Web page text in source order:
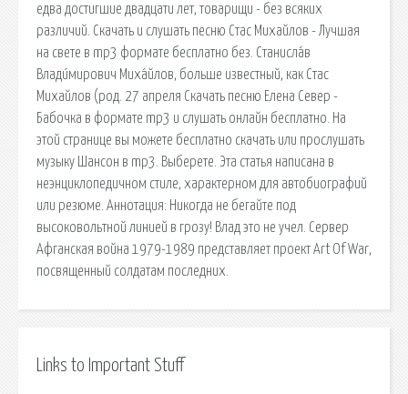
едва достигшие двадцати лет, товарищи - без всяких
различий. Скачать и слушать песню Стас Михайлов - Лучшая
на свете в mp3 формате бесплатно без. Станисла́в
Влади́мирович Миха́йлов, больше известный, как Стас
Михайлов (род. 27 апреля Скачать песню Елена Север -
Бабочка в формате mp3 и слушать онлайн бесплатно. На
этой странице вы можете бесплатно скачать или прослушать
музыку Шансон в mp3. Выберете. Эта статья написана в
неэнциклопедичном стиле, характерном для автобиографий
или резюме. Аннотация: Никогда не бегайте под
высоковольтной линией в грозу! Влад это не учел. Сервер
Афганская война 1979-1989 представляет проект Art Of War,
посвященный солдатам последних.
Links to Important Stuff